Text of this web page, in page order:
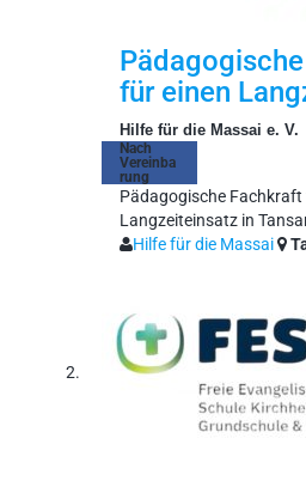
für einen
Hilfe für die Massai e. V.
Nach
Vereinba
rung
Pädagogische Fachkraft
Langzeiteinsatz in
Hilfe für die Massai